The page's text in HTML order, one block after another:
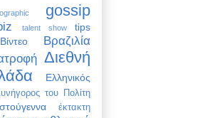
gossip
talent show
tips
Βίντεο
Βραζιλία
Διεθνή
Ελληνικός
του Πολίτη
έκτακτη